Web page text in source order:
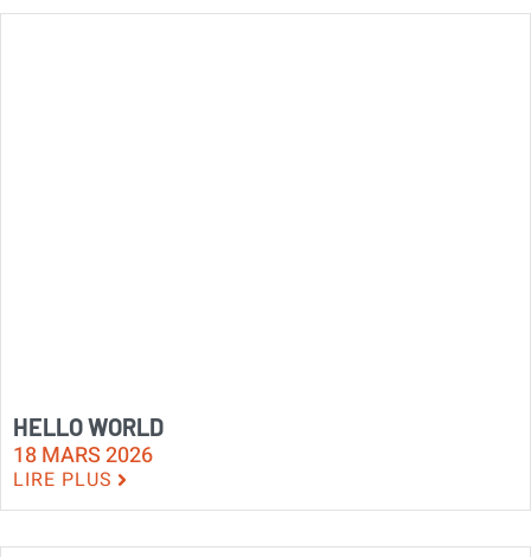
HELLO WORLD
18 MARS 2026
LIRE PLUS